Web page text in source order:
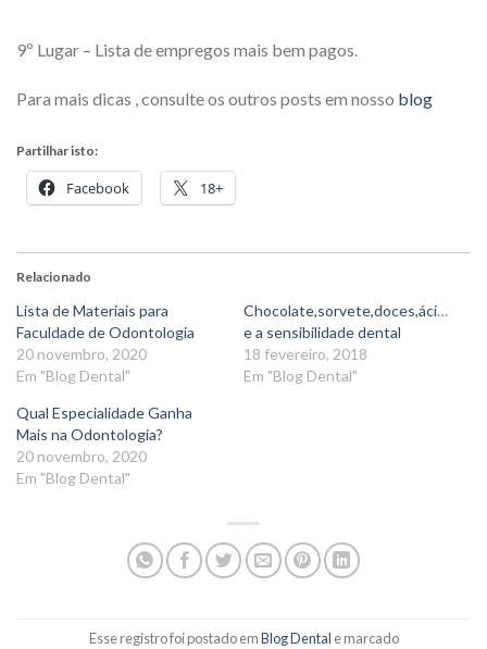
9º Lugar – Lista de empregos mais bem pagos.
Para mais dicas , consulte os outros posts em nosso blog
Partilhar isto:
Facebook 18+
Relacionado
Lista de Materiais para
Faculdade de Odontologia
20 novembro, 2020
Em "Blog Dental"
Chocolate,sorvete,doces,ácidos
e a sensibilidade dental
18 fevereiro, 2018
Em "Blog Dental"
Qual Especialidade Ganha
Mais na Odontologia?
20 novembro, 2020
Em "Blog Dental"
Esse registro foi postado emBlog Dental e marcado